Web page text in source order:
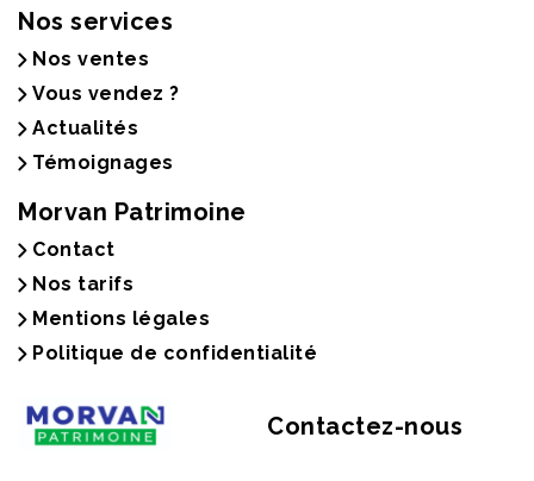
Nos services
Nos ventes
Vous vendez ?
Actualités
Témoignages
Morvan Patrimoine
Contact
Nos tarifs
Mentions légales
Politique de confidentialité
Contactez-nous